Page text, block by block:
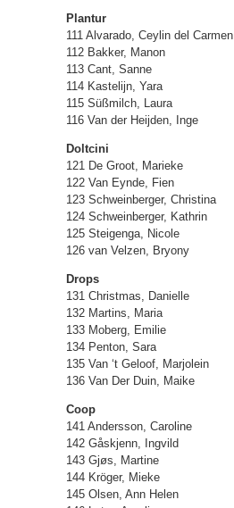
Plantur
111 Alvarado, Ceylin del Carmen
112 Bakker, Manon
113 Cant, Sanne
114 Kastelijn, Yara
115 Süßmilch, Laura
116 Van der Heijden, Inge
Doltcini
121 De Groot, Marieke
122 Van Eynde, Fien
123 Schweinberger, Christina
124 Schweinberger, Kathrin
125 Steigenga, Nicole
126 van Velzen, Bryony
Drops
131 Christmas, Danielle
132 Martins, Maria
133 Moberg, Emilie
134 Penton, Sara
135 Van ‘t Geloof, Marjolein
136 Van Der Duin, Maike
Coop
141 Andersson, Caroline
142 Gåskjenn, Ingvild
143 Gjøs, Martine
144 Kröger, Mieke
145 Olsen, Ann Helen